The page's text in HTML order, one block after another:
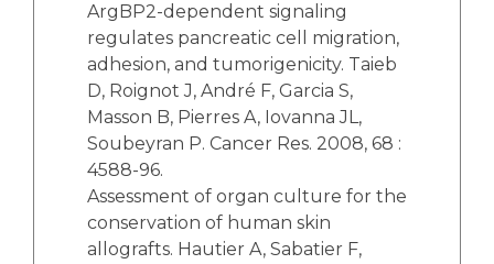
ArgBP2-dependent signaling
regulates pancreatic cell migration,
adhesion, and tumorigenicity. Taieb
D, Roignot J, André F, Garcia S,
Masson B, Pierres A, Iovanna JL,
Soubeyran P. Cancer Res. 2008, 68 :
4588-96.
Assessment of organ culture for the
conservation of human skin
allografts. Hautier A, Sabatier F,